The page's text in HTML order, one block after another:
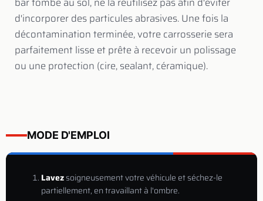
d'incorporer des particules abrasives. Une fois la
décontamination terminée, votre carrosserie sera
parfaitement lisse et prête à recevoir un polissage
ou une protection (cire, sealant, céramique).
MODE D'EMPLOI
Lavezsoigneusement votre véhicule et séchez-le
partiellement, en travaillant à l'ombre.